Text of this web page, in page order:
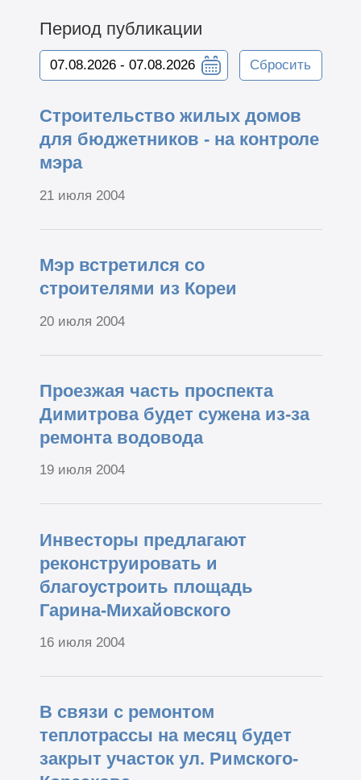
Период публикации
Сбросить
Строительство жилых домов
для бюджетников - на контроле
мэра
21 июля 2004
Мэр встретился со
строителями из Кореи
20 июля 2004
Проезжая часть проспекта
Димитрова будет сужена из-за
ремонта водовода
19 июля 2004
Инвесторы предлагают
реконструировать и
благоустроить площадь
Гарина-Михайовского
16 июля 2004
В связи с ремонтом
теплотрассы на месяц будет
закрыт участок ул. Римского-